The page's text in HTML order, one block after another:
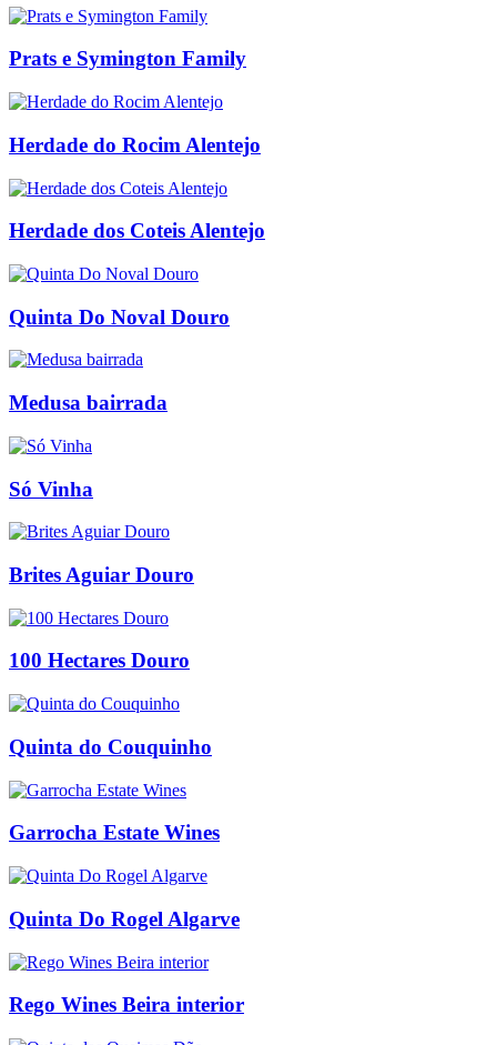
Prats e Symington Family
Herdade do Rocim Alentejo
Herdade dos Coteis Alentejo
Quinta Do Noval Douro
Medusa bairrada
Só Vinha
Brites Aguiar Douro
100 Hectares Douro
Quinta do Couquinho
Garrocha Estate Wines
Quinta Do Rogel Algarve
Rego Wines Beira interior